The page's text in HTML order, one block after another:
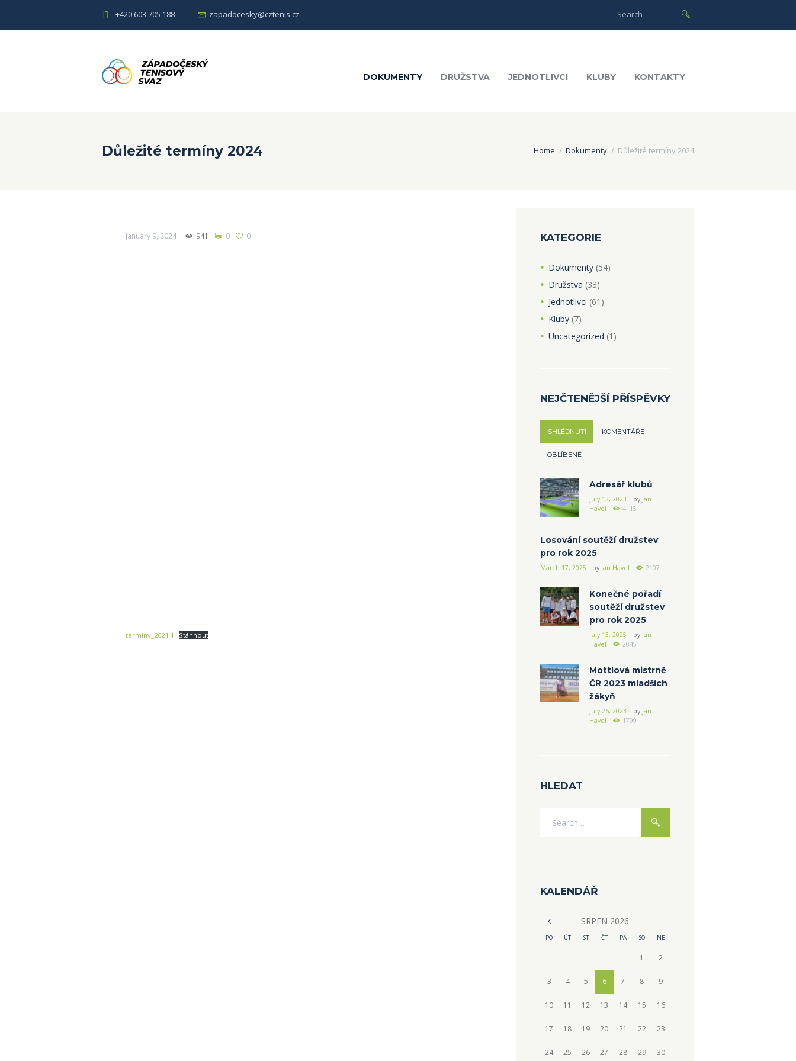
+420 603 705 188 zapadocesky@cztenis.cz
DOKUMENTY DRUŽSTVA JEDNOTLIVCI KLUBY KONTAKTY
Důležité termíny 2024 Home Dokumenty Důležité termíny 2024
January 9, 2024 941 0 0
terminy_2024-1 Stáhnout
KATEGORIE
Dokumenty(54)
Družstva (33)
Jednotlivci (61)
Kluby(7)
Uncategorized (1)
NEJČTENĚJŠÍ PŘÍSPĚVKY
SHLÉDNUTÍ KOMENTÁŘE
OBLÍBENÉ
Adresář klubů
July 13, 2023 by Jan
Havel
4115
Losování soutěží družstev
pro rok 2025
March 17, 2025 by Jan Havel 2107
Konečné pořadí
soutěží družstev
pro rok 2025
July 13, 2025 by Jan
Havel
2045
Mottlová mistrně
ČR 2023 mladších
žákyň
July 26, 2023 by Jan
Havel
1799
HLEDAT
KALENDÁŘ
SRPEN 2026
PO ÚT ST ČT PÁ SO NE
1 2
3 4 5 6 7 8 9
10 11 12 13 14 15 16
17 18 19 20 21 22 23
24 25 26 27 28 29 30